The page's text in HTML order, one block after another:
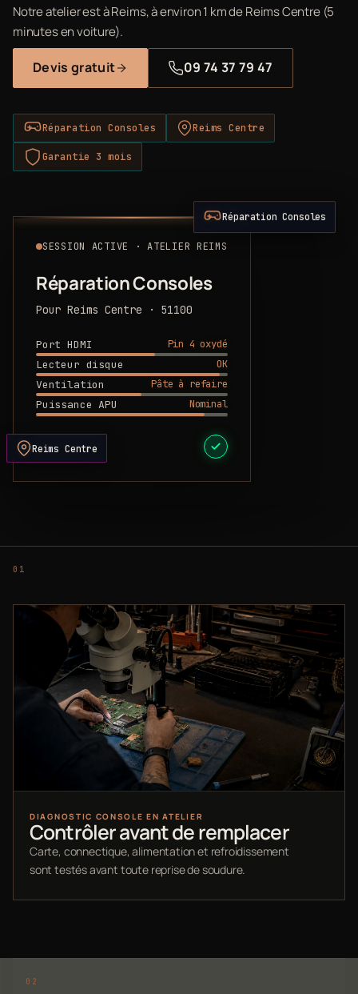
Notre atelier est à Reims, à environ 1 km de Reims Centre (5
minutes en voiture).
Devis gratuit 09 74 37 79 47
Réparation Consoles Reims Centre
Garantie 3 mois
SESSION ACTIVE · ATELIER REIMS
Réparation Consoles
Pour Reims Centre · 51100
Port HDMI
Pin 4 oxydé
Lecteur disque
OK
Ventilation
Pâte à refaire
Puissance APU
Nominal
DEVIS PRÊT
Réparation Consoles
Reims Centre
DIAGNOSTIC CONSOLE EN ATELIER
Contrôler avant de remplacer
Carte, connectique, alimentation et refroidissement
sont testés avant toute reprise de soudure.